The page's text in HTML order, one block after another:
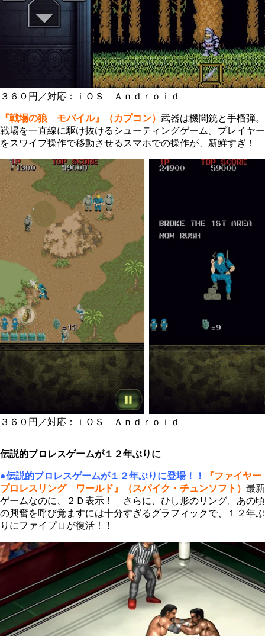
３６０円／対応：ｉＯＳ Ａｎｄｒｏｉｄ
『戦場の狼 モバイル』（カプコン） 武器は機関銃と手榴弾。
戦場を一直線に駆け抜けるシューティングゲーム。プレイヤー
をスワイプ操作で移動させるスマホでの操作が、新鮮すぎ！
３６０円／対応：ｉＯＳ Ａｎｄｒｏｉｄ
伝説的プロレスゲームが１２年ぶりに
●伝説的プロレスゲームが１２年ぶりに登場！！
『ファイヤー
プロレスリング ワールド』（スパイク・チュンソフト） 最新
ゲームなのに、２Ｄ表示！ さらに、ひし形のリング。あの頃
の興奮を呼び覚ますには十分すぎるグラフィックで、１２年ぶ
りにファイプロが復活！！